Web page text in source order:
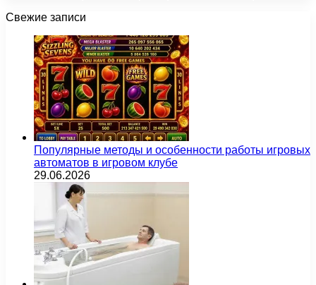
Свежие записи
Популярные методы и особенности работы игровых
автоматов в игровом клубе
29.06.2026